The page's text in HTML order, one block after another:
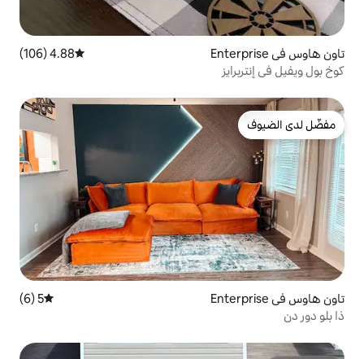
متوسط التقييم 4.88 من 5، 106 مراجعات
4.88 (106)